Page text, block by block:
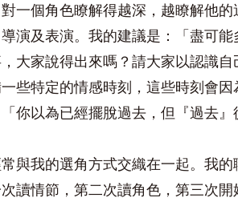
一個角色瞭解得越深，越瞭解他
演及表演。我的建議是：「盡可
大家說得出來嗎？請大家以認識
些特定的情感時刻，這些時刻會
你以為已經擺脫過去，但『過去』
與我的選角方式交織在一起。我
讀情節，第二次讀角色，第三次